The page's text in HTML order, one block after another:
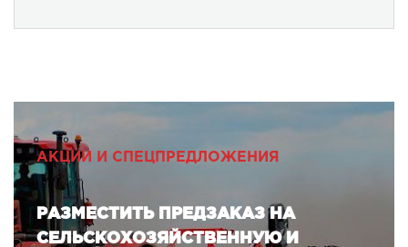
АКЦИИ И СПЕЦПРЕДЛОЖЕНИЯ
РАЗМЕСТИТЬ ПРЕДЗАКАЗ НА
СЕЛЬСКОХОЗЯЙСТВЕННУЮ И